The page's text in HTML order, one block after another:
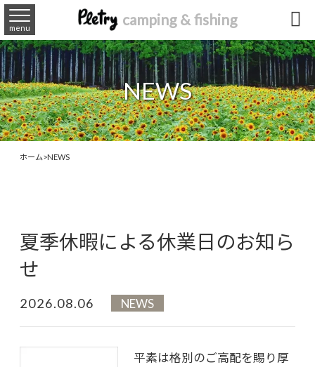
camping & fishing
menu 
NEWS
ホーム>NEWS
夏季休暇による休業日のお知ら
せ
2026.08.06 NEWS
平素は格別のご高配を賜り厚